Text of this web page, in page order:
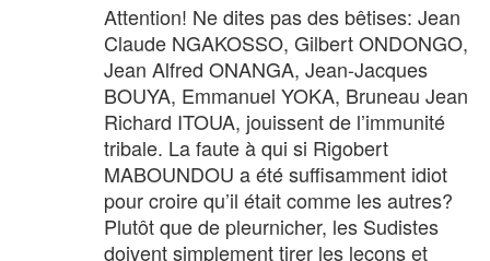
Attention! Ne dites pas des bêtises: Jean
Claude NGAKOSSO, Gilbert ONDONGO,
Jean Alfred ONANGA, Jean-Jacques
BOUYA, Emmanuel YOKA, Bruneau Jean
Richard ITOUA, jouissent de l’immunité
tribale. La faute à qui si Rigobert
MABOUNDOU a été suffisamment idiot
pour croire qu’il était comme les autres?
Plutôt que de pleurnicher, les Sudistes
doivent simplement tirer les leçons et